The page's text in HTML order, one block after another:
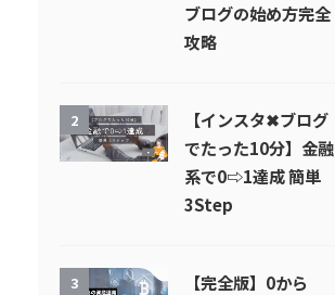
ブログの始め方完全
攻略
2
【インスタ✖︎ブログ
でたった10分】金融
系で0⇨1達成 簡単
3Step
3
【完全版】0から